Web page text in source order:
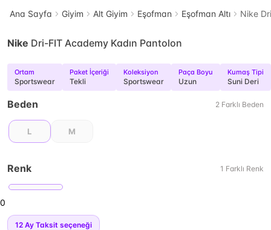
Ana Sayfa Giyim Alt Giyim Eşofman Eşofman Altı Nike
Nike Dri-FIT Academy Kadın Pantolon
Ortam
Sportswear
Paket İçeriği
Tekli
Koleksiyon
Sportswear
Paça Boyu
Uzun
Kumaş Tipi
Suni Deri
Beden 2 Farklı Beden
L M
Renk 1 Farklı Renk
0
12 Ay Taksit seçeneği